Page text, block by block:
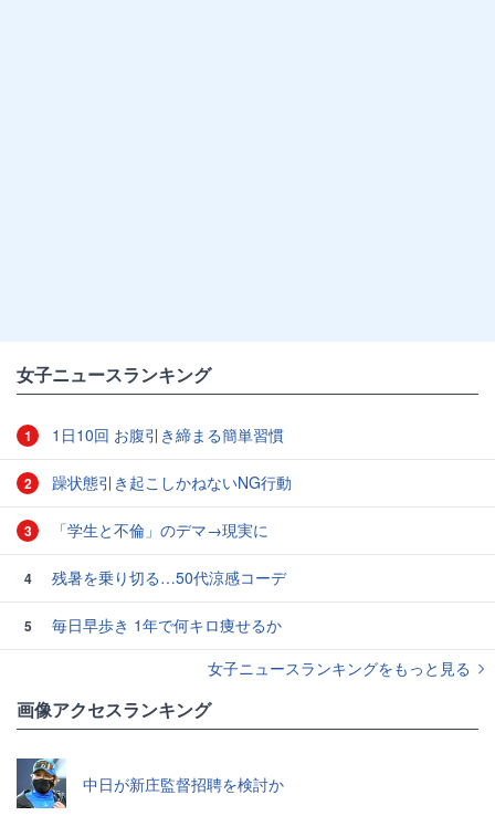
女子ニュースランキング
1 1日10回 お腹引き締まる簡単習慣
2 躁状態引き起こしかねないNG行動
3 「学生と不倫」のデマ→現実に
4 残暑を乗り切る…50代涼感コーデ
5
毎日早歩き 1年で何キロ痩せるか
女子ニュースランキングをもっと見る
画像アクセスランキング
中日が新庄監督招聘を検討か